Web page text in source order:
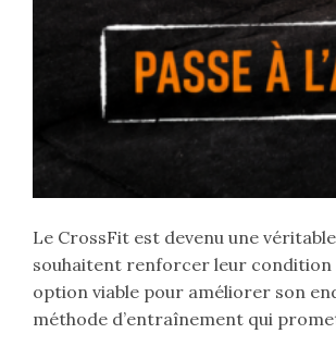
Le CrossFit est devenu une
souhaitent renforcer leur condition
option viable pour améliorer son
méthode d’entraînement qui